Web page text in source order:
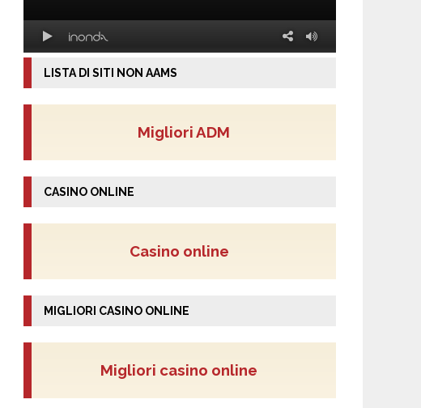
LISTA DI SITI NON AAMS
Migliori ADM
CASINO ONLINE
Casino online
MIGLIORI CASINO ONLINE
Migliori casino online